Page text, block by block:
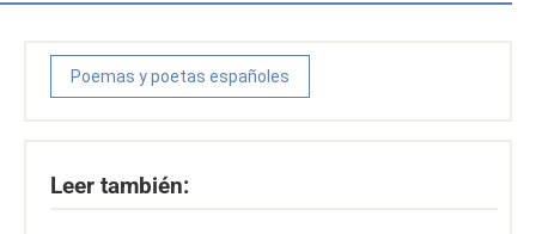
Poemas y poetas españoles
Leer también: